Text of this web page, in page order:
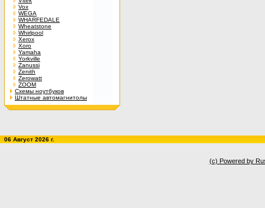
Vox
WEGA
WHARFEDALE
Wheatstone
Whirlpool
Xerox
Xoro
Yamaha
Yorkville
Zanussi
Zenith
Zerowatt
ZOOM
Схемы ноутбуков
Штатные автомагнитолы
06 Август 2026 г.
(c) Powered by